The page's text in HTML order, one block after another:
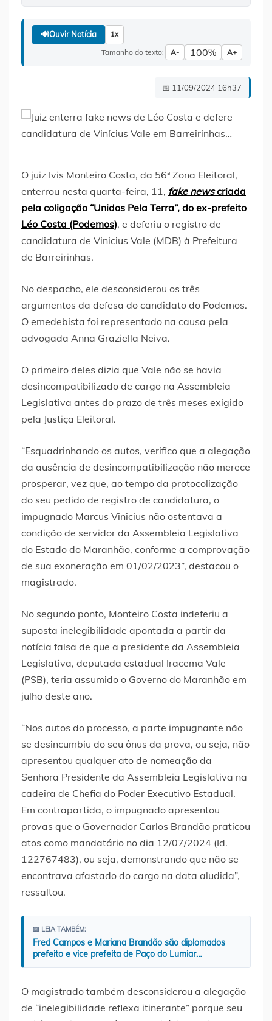
🔊Ouvir Notícia 1x
Tamanho do texto: A- 100% A+
📅 11/09/2024 16h37
O juiz Ivis Monteiro Costa, da 56ª Zona Eleitoral,
enterrou nesta quarta-feira, 11, fake newscriada
pela coligação “Unidos Pela Terra”, do ex-prefeito
Léo Costa (Podemos), e deferiu o registro de
candidatura de Vinicius Vale (MDB) à Prefeitura
de Barreirinhas.
No despacho, ele desconsiderou os três
argumentos da defesa do candidato do Podemos.
O emedebista foi representado na causa pela
advogada Anna Graziella Neiva.
O primeiro deles dizia que Vale não se havia
desincompatibilizado de cargo na Assembleia
Legislativa antes do prazo de três meses exigido
pela Justiça Eleitoral.
“Esquadrinhando os autos, verifico que a alegação
da ausência de desincompatibilização não merece
prosperar, vez que, ao tempo da protocolização
do seu pedido de registro de candidatura, o
impugnado Marcus Vinicius não ostentava a
condição de servidor da Assembleia Legislativa
do Estado do Maranhão, conforme a comprovação
de sua exoneração em 01/02/2023”, destacou o
magistrado.
No segundo ponto, Monteiro Costa indeferiu a
suposta inelegibilidade apontada a partir da
notícia falsa de que a presidente da Assembleia
Legislativa, deputada estadual Iracema Vale
(PSB), teria assumido o Governo do Maranhão em
julho deste ano.
“Nos autos do processo, a parte impugnante não
se desincumbiu do seu ônus da prova, ou seja, não
apresentou qualquer ato de nomeação da
Senhora Presidente da Assembleia Legislativa na
cadeira de Chefia do Poder Executivo Estadual.
Em contrapartida, o impugnado apresentou
provas que o Governador Carlos Brandão praticou
atos como mandatário no dia 12/07/2024 (Id.
122767483), ou seja, demonstrando que não se
encontrava afastado do cargo na data aludida”,
ressaltou.
📖 LEIA TAMBÉM:
Fred Campos e Mariana Brandão são diplomados
prefeito e vice prefeita de Paço do Lumiar…
O magistrado também desconsiderou a alegação
de “inelegibilidade reflexa itinerante” porque seu